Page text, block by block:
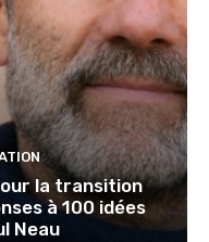
la transition
à 100 idées
Neau